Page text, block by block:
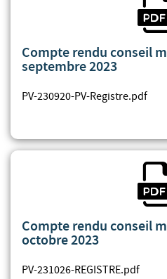
Compte rendu conseil
septembre 2023
PV-230920-PV-Registre.pdf
Compte rendu conseil
octobre 2023
PV-231026-REGISTRE.pdf